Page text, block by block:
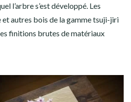
l’arbre s’est développé. Les
autres bois de la gamme tsuji-jiri
finitions brutes de matériaux